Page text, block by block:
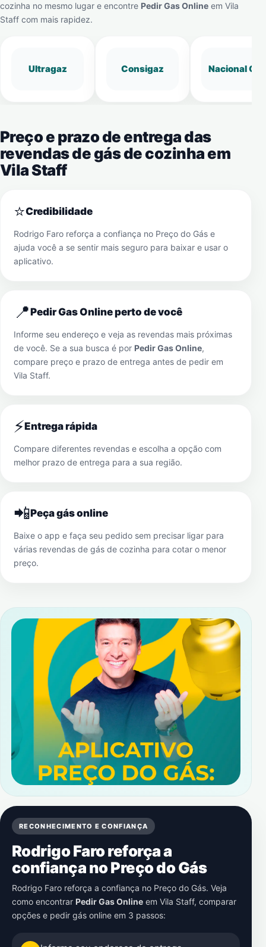
cozinha no mesmo lugar e encontre Pedir Gas Online em Vila
Staff com mais rapidez.
Ultragaz Consigaz Nacional Gás
Preço e prazo de entrega das
revendas de gás de cozinha em
Vila Staff
⭐Credibilidade
Rodrigo Faro reforça a confiança no Preço do Gás e
ajuda você a se sentir mais seguro para baixar e usar o
aplicativo.
📍Pedir Gas Online perto de você
Informe seu endereço e veja as revendas mais próximas
de você. Se a sua busca é por Pedir Gas Online,
compare preço e prazo de entrega antes de pedir em
Vila Staff.
⚡Entrega rápida
Compare diferentes revendas e escolha a opção com
melhor prazo de entrega para a sua região.
📲Peça gás online
Baixe o app e faça seu pedido sem precisar ligar para
várias revendas de gás de cozinha para cotar o menor
preço.
RECONHECIMENTO E CONFIANÇA
Rodrigo Faro reforça a
confiança no Preço do Gás
Rodrigo Faro reforça a confiança no Preço do Gás. Veja
como encontrar Pedir Gas Online em Vila Staff, comparar
opções e pedir gás online em 3 passos: